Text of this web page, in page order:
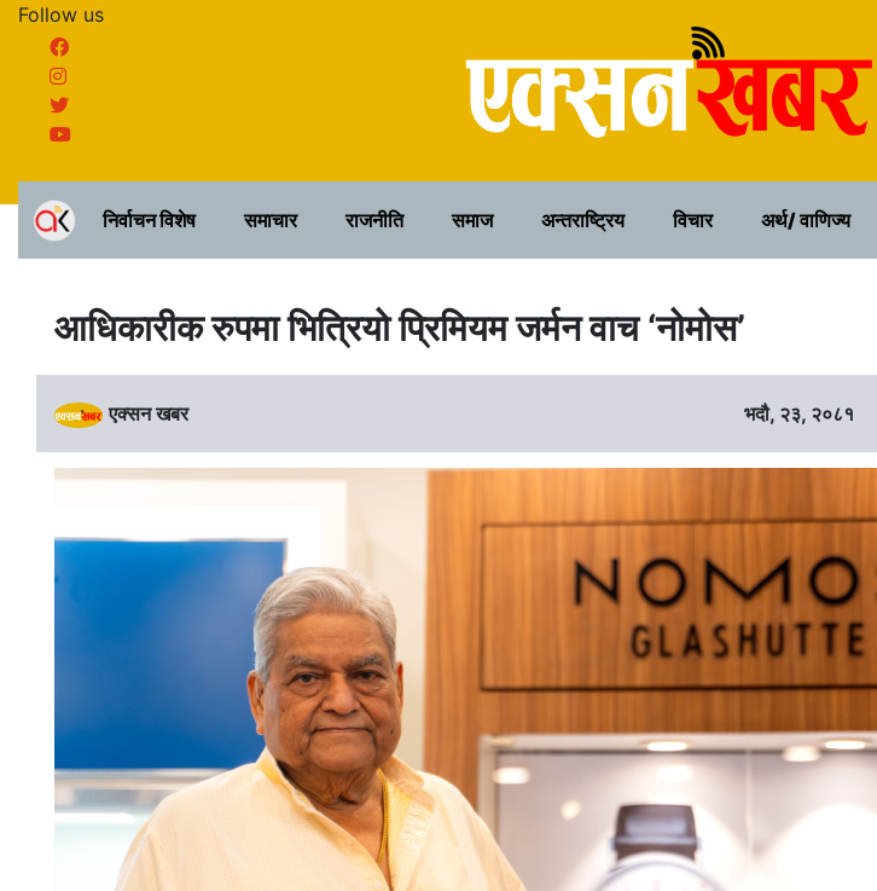
Follow us
२१ साउन २०८३, बिहिवार
निर्वाचन विशेष समाचार राजनीति समाज अन्तराष्ट्रिय विचार अर्थ/ वाणिज्य
आधिकारीक रुपमा भित्रियो प्रिमियम जर्मन वाच ‘नोमोस’
एक्सन खबर भदौ, २३, २०८१